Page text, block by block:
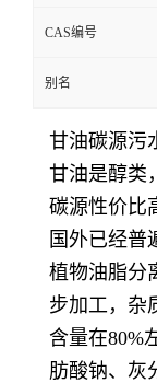
CAS编号
别名
甘油碳源污
甘油是醇类
碳源性价比
国外已经普
植物油脂分
步加工，杂
含量在80%
肪酸钠、灰